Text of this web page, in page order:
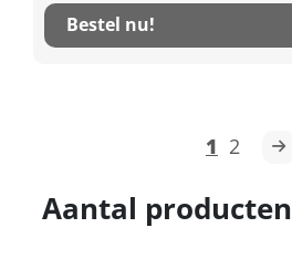
Bestel nu!
1 2
Aantal producten